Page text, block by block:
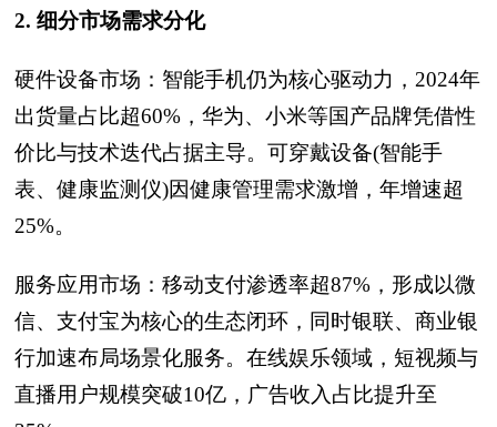
2. 细分市场需求分化
硬件设备市场：智能手机仍为核心驱动力，2024年
出货量占比超60%，华为、小米等国产品牌凭借性
价比与技术迭代占据主导。可穿戴设备(智能手
表、健康监测仪)因健康管理需求激增，年增速超
25%。
服务应用市场：移动支付渗透率超87%，形成以微
信、支付宝为核心的生态闭环，同时银联、商业银
行加速布局场景化服务。在线娱乐领域，短视频与
直播用户规模突破10亿，广告收入占比提升至